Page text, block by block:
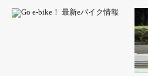
らどう見ても富士山。調べて見るとや
士山のコラボレーション。それは霞ヶ
ついに日没。ライトの明かりを頼りに
遠くに見える。全身ヘトヘト、膝も痛
ペダルをこぐ。ここまでくるともう、
自分との闘いだ。市街に入ると車も外
た。ここまで来たらゴールまであとわ
のランドマーク、オランダ風車が見え